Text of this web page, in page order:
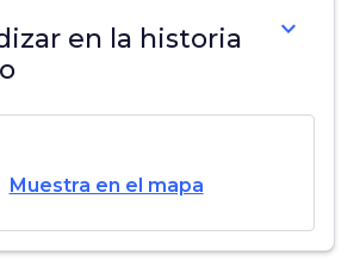
en la historia
expand_more
Muestra en el mapa